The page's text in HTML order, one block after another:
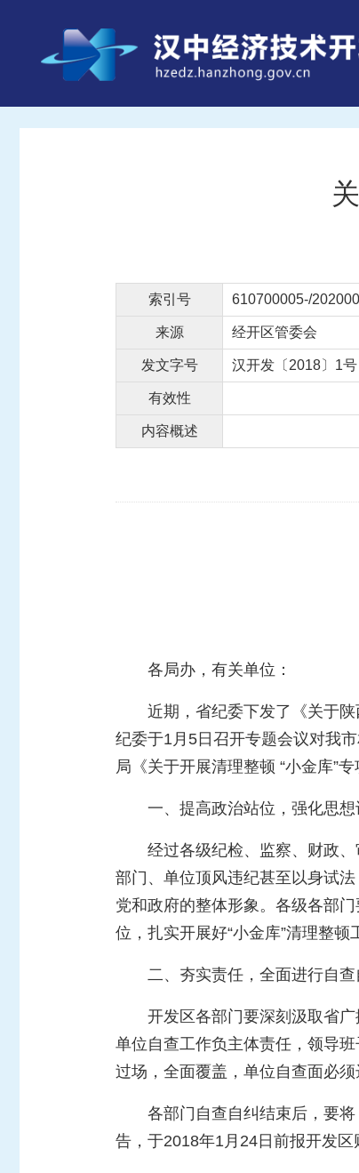
索引号 610700005-/
来源 经开区管委会
发文字号 汉开发〔2018〕1号
有效性
内容概述
各局办，有关单位：
近期，省纪委下发了《关于
纪委于1月 5 日召开专题会议对我
局 《关于开展清理整顿 “小金库”
一、提高政治站位，强化思想
经过各级纪检、监察、财政
部门、单位顶风违纪甚至以身试
党和政府的整体形象。各级各部
位，扎实开展好“小金库”清理整顿
二、夯实责任，全面进行自查
开发区各部门要深刻汲取省
单位自查工作负主体责任，领导
过场，全面覆盖，单位自查面必须
各部门自查自纠结束后，要
告，于2018年1月 24 日前报开发区